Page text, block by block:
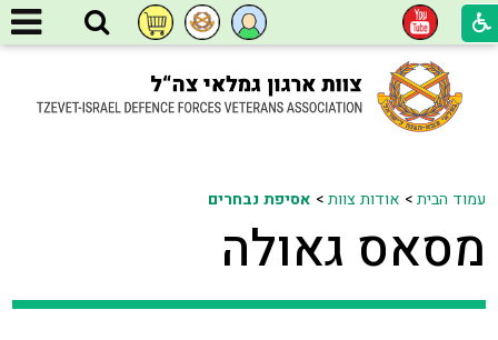
עמוד הבית> אודות צוות> אסיפת נבחרים
מסאס גאולה